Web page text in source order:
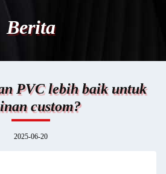
Berita
PVC lebih baik untuk
custom?
2025-06-20